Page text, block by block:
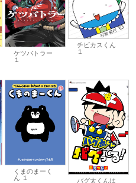
ケツバトラー
１
チビカスくん
１
くまのまーく
ん １
バグ太くんは